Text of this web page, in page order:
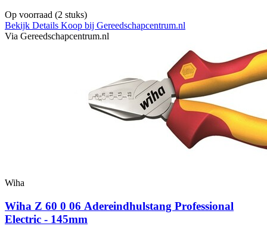
Op voorraad (2 stuks)
Bekijk Details Koop bij Gereedschapcentrum.nl
Via Gereedschapcentrum.nl
Wiha
Wiha Z 60 0 06 Adereindhulstang Professional
Electric - 145mm